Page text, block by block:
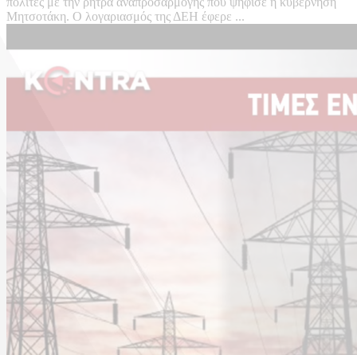
Μητσοτάκη. Ο λογαριασμός της ΔΕΗ έφερε ...